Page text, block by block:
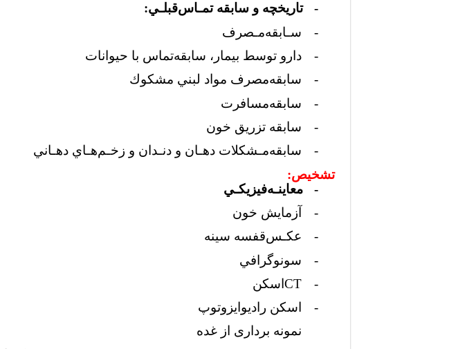
-
ﺗﺎرﻳﺨﭽﻪ و ﺳﺎﺑﻘﻪ ﺗﻤـﺎسﻗﺒﻠـﻲ:
-
ﺳـﺎﺑﻘﻪﻣـﺼﺮف
-
دارو توسط ﺑﻴﻤﺎر، ﺳﺎﺑﻘﻪﺗﻤﺎس ﺑﺎ ﺣﻴﻮاﻧﺎت
-
ﺳﺎﺑﻘﻪﻣﺼﺮف ﻣﻮاد ﻟﺒﻨﻲ ﻣﺸﻜﻮك
-
ﺳﺎﺑﻘﻪﻣﺴﺎﻓﺮت
-
سابقه ﺗﺰرﻳﻖ ﺧﻮن
-
ﺳﺎﺑﻘﻪﻣـﺸﻜﻼت دﻫـﺎن و دﻧـﺪان و زﺧـﻢﻫـﺎي دﻫـﺎﻧﻲ
تشخیص:
-
ﻣﻌﺎﻳﻨـﻪﻓﻴﺰﻳﻜـﻲ
-
آزﻣﺎﻳﺶ خون
-
ﻋﻜـﺲقفسه سینه
-
ﺳﻮﻧﻮﮔﺮاﻓﻲ
-
CTاﺳﻜﻦ
-
اﺳﻜﻦ رادﻳﻮاﻳﺰوﺗﻮپ
نمونه برداری از غده